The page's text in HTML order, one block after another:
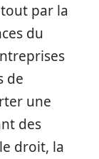
par la
du
de
une
des
droit, la